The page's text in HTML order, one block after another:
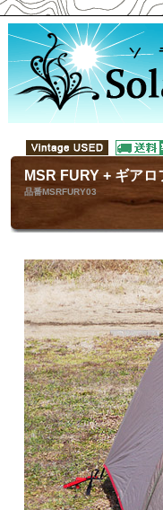
MSR FURY + ギアロ
品番MSRFURY03